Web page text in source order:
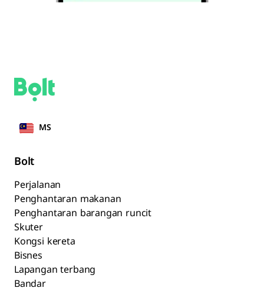
MS
Bolt
Perjalanan
Penghantaran makanan
Penghantaran barangan runcit
Skuter
Kongsi kereta
Bisnes
Lapangan terbang
Bandar